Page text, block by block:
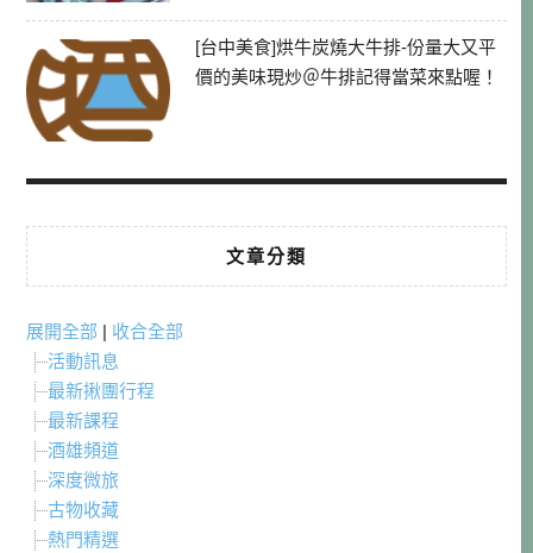
[台中美食]烘牛炭燒大牛排-份量大又平
價的美味現炒＠牛排記得當菜來點喔！
文章分類
展開全部 | 收合全部
活動訊息
最新揪團行程
最新課程
酒雄頻道
深度微旅
古物收藏
熱門精選